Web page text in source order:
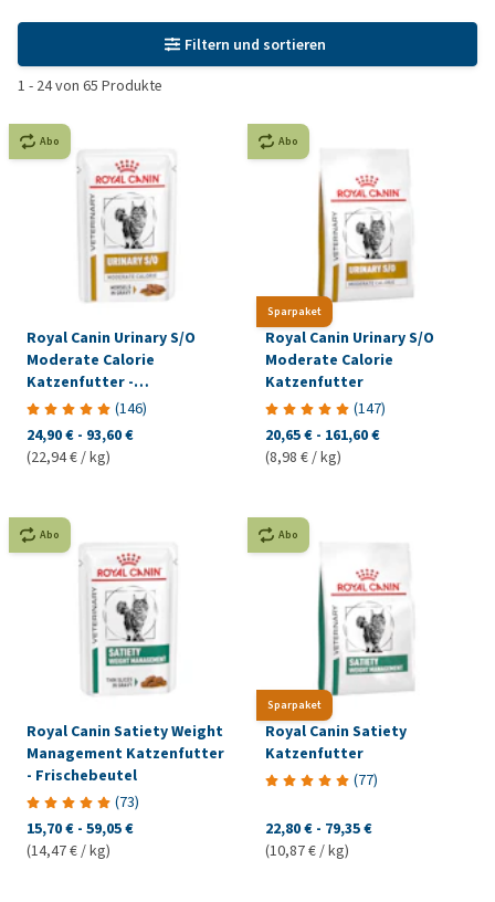
Filtern und sortieren
1 - 24von 65 Produkte
Abo
Royal Canin Urinary S/O
Moderate Calorie
Katzenfutter -
Frischebeutel
(146)
24,90 € - 93,60 €
(22,94 € / kg)
Sparpaket
Abo
Royal Canin Urinary S/O
Moderate Calorie
Katzenfutter
(147)
20,65 € - 161,60 €
(8,98 € / kg)
Abo
Royal Canin Satiety Weight
Management Katzenfutter
- Frischebeutel
(73)
15,70 € - 59,05 €
(14,47 € / kg)
Sparpaket
Abo
Royal Canin Satiety
Katzenfutter
(77)
22,80 € - 79,35 €
(10,87 € / kg)